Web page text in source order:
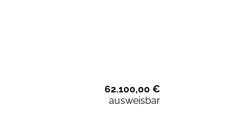
62.100,00 €
ausweisbar